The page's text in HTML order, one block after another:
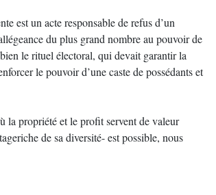
est un acte responsable de refus d’un
du plus grand nombre au pouvoir de
le rituel électoral, qui devait garantir la
le pouvoir d’une caste de possédants et
la propriété et le profit servent de valeur
de sa diversité- est possible, nous